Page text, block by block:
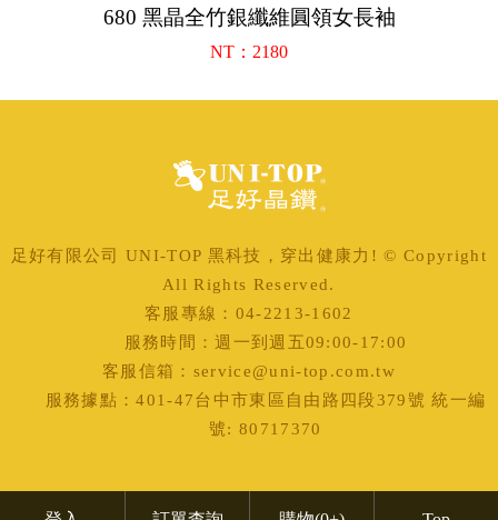
680 黑晶全竹銀纖維圓領女長袖
NT：2180
足好有限公司 UNI-TOP 黑科技，穿出健康力! © Copyright
All Rights Reserved.
客服專線：04-2213-1602
服務時間：週一到週五09:00-17:00
客服信箱：service@uni-top.com.tw
服務據點：401-47台中市東區自由路四段379號 統一編
號: 80717370